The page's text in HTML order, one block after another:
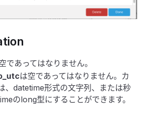
であってはなりません。
は空であってはなりません。カ
、datetime形式の文字列、または秒
のlong型にすることができます。